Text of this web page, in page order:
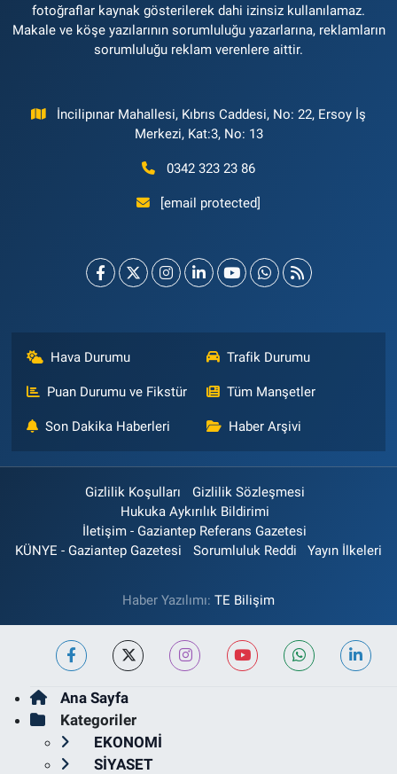
fotoğraflar kaynak gösterilerek dahi izinsiz kullanılamaz.
Makale ve köşe yazılarının sorumluluğu yazarlarına, reklamların
sorumluluğu reklam verenlere aittir.
İncilipınar Mahallesi, Kıbrıs Caddesi, No: 22, Ersoy İş
Merkezi, Kat:3, No: 13
0342 323 23 86
[email protected]
Hava Durumu Trafik Durumu
Puan Durumu ve Fikstür Tüm Manşetler
Son Dakika Haberleri Haber Arşivi
Gizlilik Koşulları
Gizlilik Sözleşmesi
Hukuka Aykırılık Bildirimi
İletişim - Gaziantep Referans Gazetesi
KÜNYE - Gaziantep Gazetesi
Sorumluluk Reddi Yayın İlkeleri
Haber Yazılımı: TE Bilişim
Ana Sayfa
Kategoriler
EKONOMİ
SİYASET